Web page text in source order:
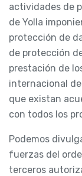
actividades de
de Yolla
protección de
de protección
prestación de
internacional
que existan
con todos los
Podemos
fuerzas del
terceros